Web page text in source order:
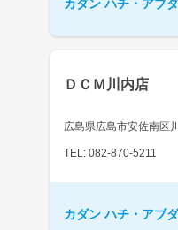
カダン ハチ・アブ
ＤＣＭ川内店
広島県広島市安佐南区
TEL: 082-870-5211
カダン ハチ・アブ